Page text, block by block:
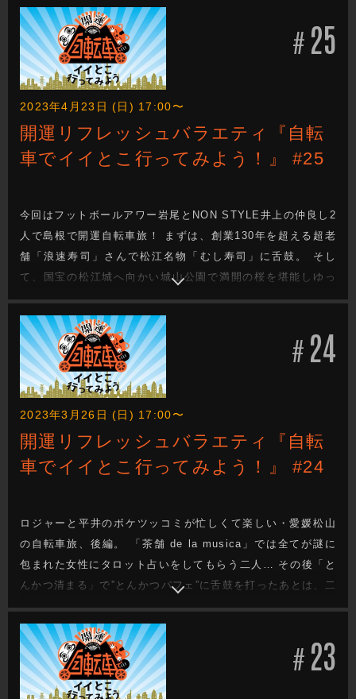
酒でリラックスしながら思い出話にも花を咲かせます。
# 25
2023年4月23日 (日) 17:00〜
開運リフレッシュバラエティ『自転
車でイイとこ行ってみよう！』 #25
今回はフットボールアワー岩尾とNON STYLE井上の仲良し2
人で島根で開運自転車旅！ まずは、創業130年を超える超老
舗「浪速寿司」さんで松江名物「むし寿司」に舌鼓。 そし
て、国宝の松江城へ向かい城山公園で満開の桜を堪能しゆっ
たり過ごしていたが、その後のチャンバラ体験では大変なこ
とに？！
# 24
2023年3月26日 (日) 17:00〜
開運リフレッシュバラエティ『自転
車でイイとこ行ってみよう！』 #24
ロジャーと平井のボケツッコミが忙しくて楽しい・愛媛松山
の自転車旅、後編。 「茶舗 de la musica」では全てが謎に
包まれた女性にタロット占いをしてもらう二人… その後「と
んかつ清まる」で”とんかつパフェ”に舌鼓を打ったあとは、二
人水入らずで温泉に！ 2023年の賞レースへの向き合い方、1
年後の自分へのメッセージなどを語り合う！
# 23